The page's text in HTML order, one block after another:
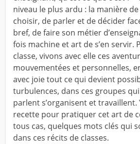
niveau le plus ardu : la manière
choisir, de parler et de décider
bref, de faire son métier
fois machine et art de s’en servir.
classe, vivons avec elle ces
mouvementées et personnelles,
avec joie tout ce qui devient
turbulences, dans ces groupes
parlent s’organisent et travaillent.
recette pour pratiquer cet art de
tous cas, quelques mots clés qui
dans ces récits de classes.